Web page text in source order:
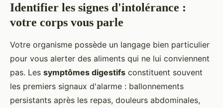
Identifier les signes d'intolérance :
votre corps vous parle
Votre organisme possède un langage bien particulier
pour vous alerter des aliments qui ne lui conviennent
pas. Les symptômes digestifs constituent souvent
les premiers signaux d'alarme : ballonnements
persistants après les repas, douleurs abdominales,